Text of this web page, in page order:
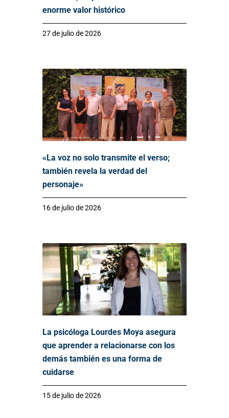
enorme valor histórico
27 de julio de 2026
«La voz no solo transmite el verso;
también revela la verdad del
personaje»
16 de julio de 2026
La psicóloga Lourdes Moya asegura
que aprender a relacionarse con los
demás también es una forma de
cuidarse
15 de julio de 2026